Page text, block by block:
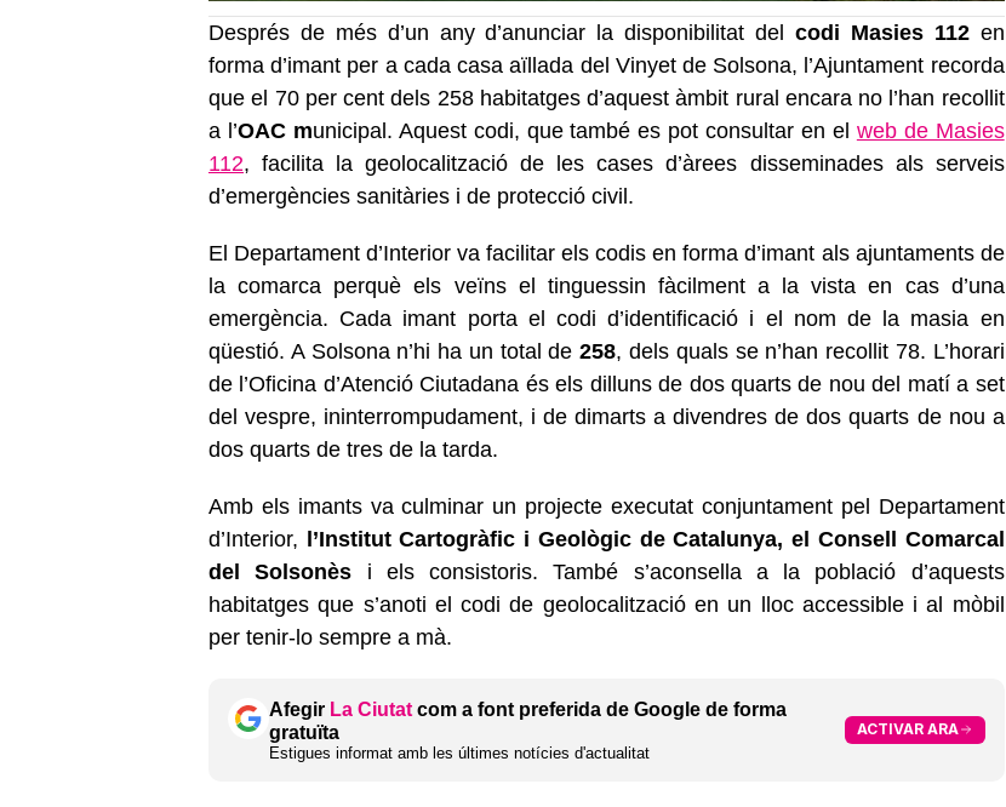
Després de més d’un any d’anunciar la disponibilitat del codi Masies 112en
forma d’imant per a cada casa aïllada del Vinyet de Solsona, l’Ajuntament recorda
que el 70 per cent dels 258 habitatges d’aquest àmbit rural encara no l’han recollit
a l’OAC municipal. Aquest codi, que també es pot consultar en el web de Masies
112, facilita la geolocalització de les cases d’àrees disseminades als serveis
d’emergències sanitàries i de protecció civil.
El Departament d’Interior va facilitar els codis en forma d’imant als ajuntaments de
la comarca perquè els veïns el tinguessin fàcilment a la vista en cas d’una
emergència. Cada imant porta el codi d’identificació i el nom de la masia en
qüestió. A Solsona n’hi ha un total de 258, dels quals se n’han recollit 78. L’horari
de l’Oficina d’Atenció Ciutadana és els dilluns de dos quarts de nou del matí a set
del vespre, ininterrompudament, i de dimarts a divendres de dos quarts de nou a
dos quarts de tres de la tarda.
Amb els imants va culminar un projecte executat conjuntament pel Departament
d’Interior, l’Institut Cartogràfic i Geològic de Catalunya, el Consell Comarcal
del Solsonès i els consistoris. També s’aconsella a la població d’aquests
habitatges que s’anoti el codi de geolocalització en un lloc accessible i al mòbil
per tenir-lo sempre a mà.
Afegir La Ciutat com a font preferida de Google de forma
gratuïta
Estigues informat amb les últimes notícies d'actualitat
ACTIVAR ARA